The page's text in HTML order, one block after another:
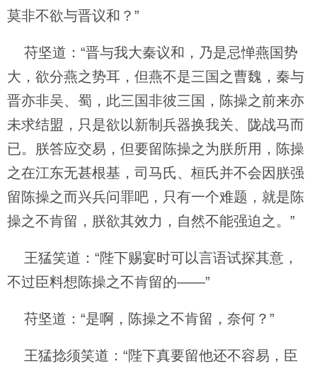
莫非不欲与晋议和？”
苻坚道：“晋与我大秦议和，乃是忌惮燕国势
大，欲分燕之势耳，但燕不是三国之曹魏，秦与
晋亦非吴、蜀，此三国非彼三国，陈操之前来亦
未求结盟，只是欲以新制兵器换我关、陇战马而
已。朕答应交易，但要留陈操之为朕所用，陈操
之在江东无甚根基，司马氏、桓氏并不会因朕强
留陈操之而兴兵问罪吧，只有一个难题，就是陈
操之不肯留，朕欲其效力，自然不能强迫之。”
王猛笑道：“陛下赐宴时可以言语试探其意，
不过臣料想陈操之不肯留的——”
苻坚道：“是啊，陈操之不肯留，奈何？”
王猛捻须笑道：“陛下真要留他还不容易，臣